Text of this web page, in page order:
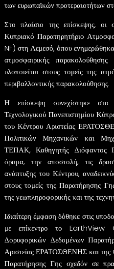
των ευρωπαϊκών προτεραιοτήτων
Στο πλαίσιο της επίσκεψης, οι
Κυπριακό Παρατηρητήριο
NF) στη Λεμεσό, όπου
ατμοσφαιρικής
υλοποιείται στους τομείς της
περιβαλλοντικής παρακολούθησης.
Η επίσκεψη συνεχίστηκε
Τεχνολογικού Πανεπιστημίου
του Κέντρου Αριστείας
Πολιτικών Μηχανικών και
ΤΕΠΑΚ, Καθηγητής Διόφαντος
όραμα, την αποστολή, τις
ανάπτυξης του Κέντρου,
στους τομείς της Παρατήρησης
της γεωπληροφορικής και της
Ιδιαίτερη έμφαση δόθηκε στις
με επίκεντρο το
Δορυφορικών Δεδομένων
Αριστείας ΕΡΑΤΟΣΘΕΝΗΣ και της
Παρατήρησης Γης σχεδόν σε